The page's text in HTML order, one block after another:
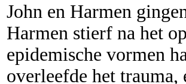
John en Harmen
Harmen stierf na het
epidemische vormen
overleefde het